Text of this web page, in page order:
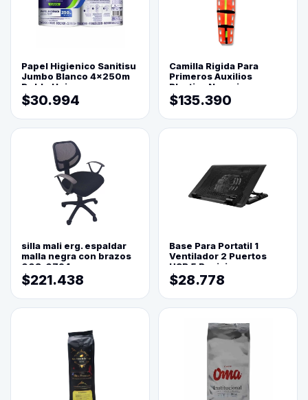
Papel Higienico Sanitisu
Jumbo Blanco 4x250m
Doble Hoja
$30.994
Camilla Rigida Para
Primeros Auxilios
Plastica Naranja
$135.390
silla mali erg. espaldar
malla negra con brazos
003-0794
$221.438
Base Para Portatil 1
Ventilador 2 Puertos
USB 5 Posiciones
$28.778